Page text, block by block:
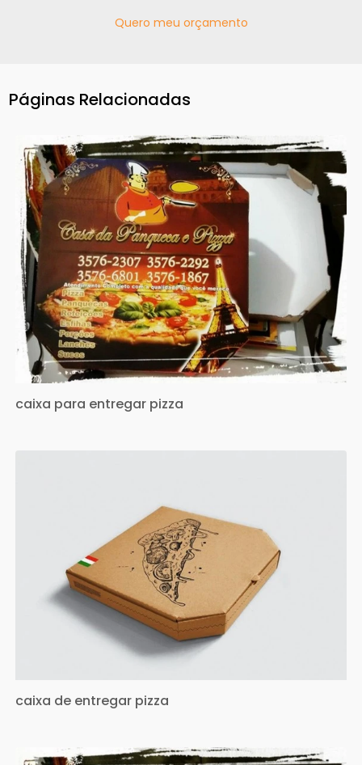
Quero meu orçamento
Páginas Relacionadas
caixa para entregar pizza
caixa de entregar pizza